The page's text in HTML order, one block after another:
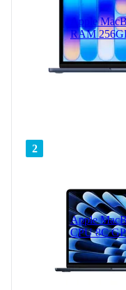
Apple
RAM
2
Apple
CPU 8C